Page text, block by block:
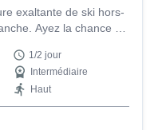
exaltante de ski hors-
Ayez la chance de
par les vues à
1/2 jour
Intermédiaire
Haut